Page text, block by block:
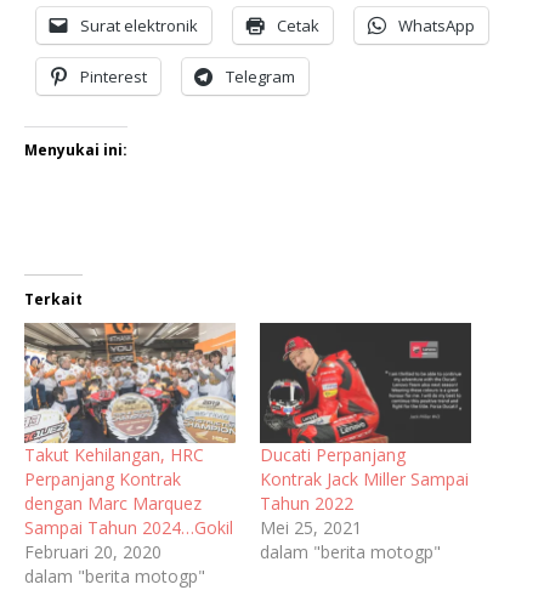
Surat elektronik Cetak WhatsApp
Pinterest Telegram
Menyukai ini:
Terkait
Takut Kehilangan, HRC
Perpanjang Kontrak
dengan Marc Marquez
Sampai Tahun 2024…Gokil
Februari 20, 2020
dalam "berita motogp"
Ducati Perpanjang
Kontrak Jack Miller Sampai
Tahun 2022
Mei 25, 2021
dalam "berita motogp"